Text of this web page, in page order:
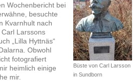
Büste von Carl Larsson
in Sundborn
Wochenbericht bei
besuchte
Kvarnhult nach
Larssons
„Lilla Hyttnäs“
Obwohl
fotografiert
heimlich einige
mir.